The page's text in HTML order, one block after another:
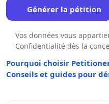
Générer la pétition
Vos données vous
Confidentialité dès la
Pourquoi choisir
Conseils et guides pour